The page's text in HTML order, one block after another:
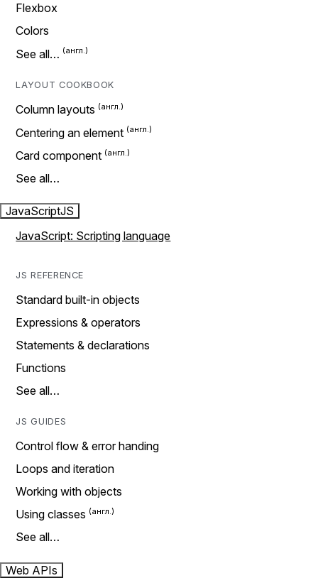
Flexbox
Colors
See all…
LAYOUT COOKBOOK
Column layouts
Centering an element
Card component
See all…
JavaScriptJS
JavaScript: Scripting language
JS REFERENCE
Standard built-in objects
Expressions & operators
Statements & declarations
Functions
See all…
JS GUIDES
Control flow & error handing
Loops and iteration
Working with objects
Using classes
See all…
Web APIs